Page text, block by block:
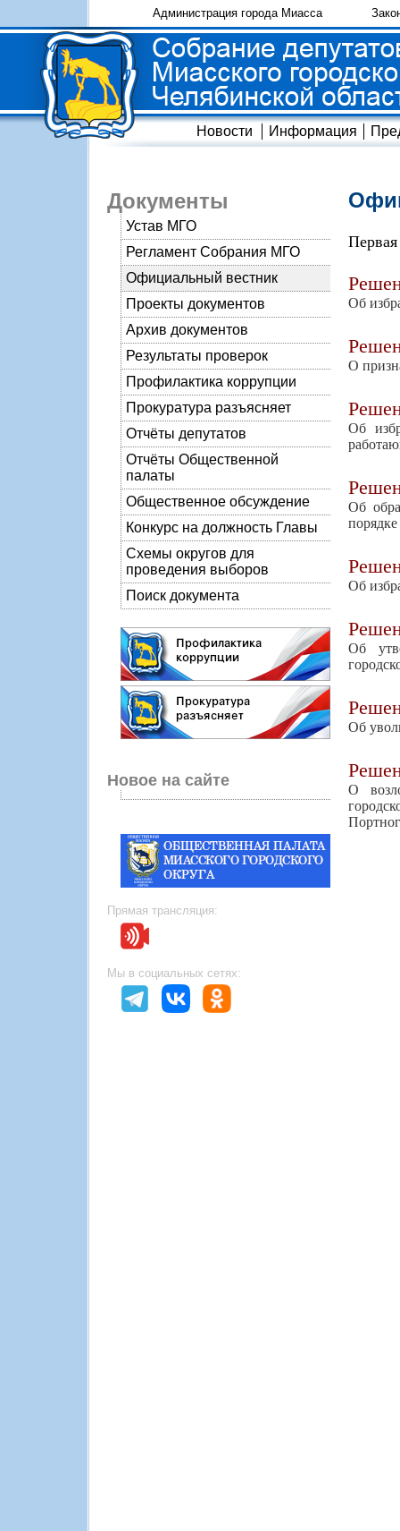
Администрация города Миасса
Новости Информация
Документы
Устав МГО
Регламент Собрания МГО
Официальный вестник
Проекты документов
Архив документов
Результаты проверок
Профилактика коррупции
Прокуратура разъясняет
Отчёты депутатов
Отчёты Общественной
палаты
Общественное обсуждение
Конкурс на должность Главы
Схемы округов для
проведения выборов
Поиск документа
Новое на сайте
Прямая трансляция:
Мы в социальных сетях:
Об
О
Об
Об
Об
Об
Об
О